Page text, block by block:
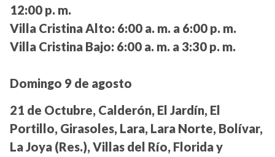
12:00 p. m.
Villa Cristina Alto: 6:00 a. m. a 6:00 p. m.
Villa Cristina Bajo: 6:00 a. m. a 3:30 p. m.
Domingo 9 de agosto
21 de Octubre, Calderón, El Jardín, El
Portillo, Girasoles, Lara, Lara Norte, Bolívar,
La Joya (Res.), Villas del Río, Florida y